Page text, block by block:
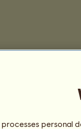
personal